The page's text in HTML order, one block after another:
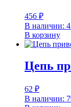
456 ₽
В наличии:
В корзину
Цепь
62 ₽
В наличии: